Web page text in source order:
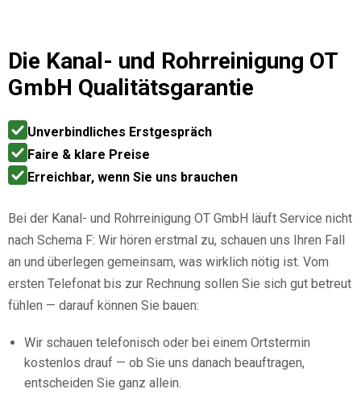
Die Kanal- und Rohrreinigung OT
GmbH Qualitätsgarantie
Unverbindliches Erstgespräch
Faire & klare Preise
Erreichbar, wenn Sie uns brauchen
Bei der Kanal- und Rohrreinigung OT GmbH läuft Service nicht
nach Schema F: Wir hören erstmal zu, schauen uns Ihren Fall
an und überlegen gemeinsam, was wirklich nötig ist. Vom
ersten Telefonat bis zur Rechnung sollen Sie sich gut betreut
fühlen — darauf können Sie bauen:
Wir schauen telefonisch oder bei einem Ortstermin
kostenlos drauf — ob Sie uns danach beauftragen,
entscheiden Sie ganz allein.